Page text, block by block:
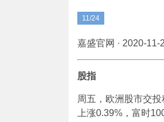
11/24
嘉盛官网 · 2020-11-
股指
周五，欧洲股市交
上涨0.39%，富时